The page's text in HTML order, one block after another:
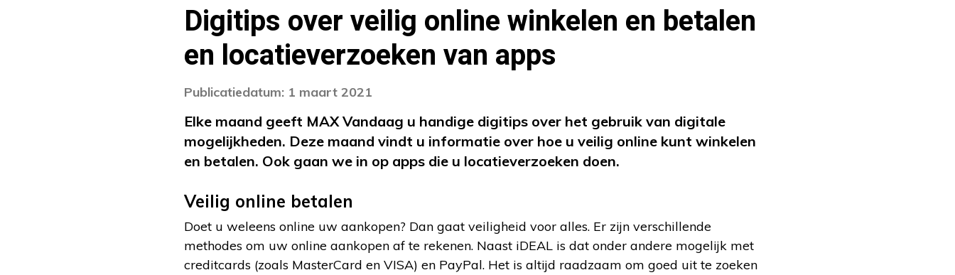
Digitips over veilig online winkelen en betalen
en locatieverzoeken van apps
Publicatiedatum: 1 maart 2021
Elke maand geeft MAX Vandaag u handige digitips over het gebruik van digitale
mogelijkheden. Deze maand vindt u informatie over hoe u veilig online kunt winkelen
en betalen. Ook gaan we in op apps die u locatieverzoeken doen.
Veilig online betalen
Doet u weleens online uw aankopen? Dan gaat veiligheid voor alles. Er zijn verschillende
methodes om uw online aankopen af te rekenen. Naast iDEAL is dat onder andere mogelijk met
creditcards (zoals MasterCard en VISA) en PayPal. Het is altijd raadzaam om goed uit te zoeken